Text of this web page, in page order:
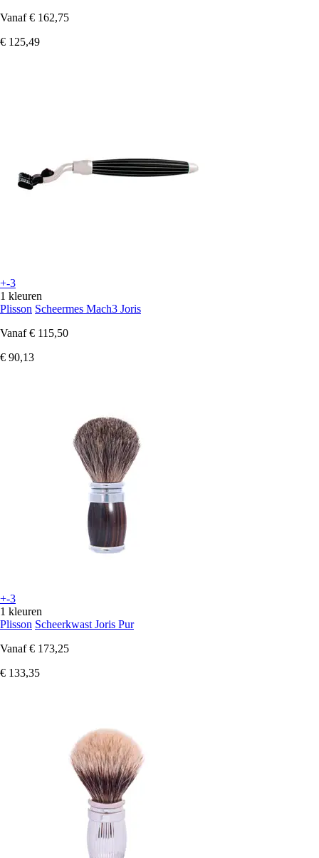
Vanaf € 162,75
€ 125,49
+-3
1 kleuren
Plisson Scheermes Mach3 Joris
Vanaf € 115,50
€ 90,13
+-3
1 kleuren
Plisson Scheerkwast Joris Pur
Vanaf € 173,25
€ 133,35